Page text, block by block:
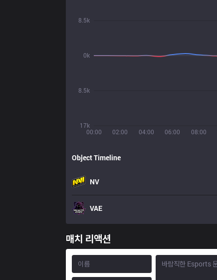
00:00 02:00 04:00 06:00 08:00
17k
8.5k
0k
8.5k
Object Timeline
NV
VAE
매치 리액션